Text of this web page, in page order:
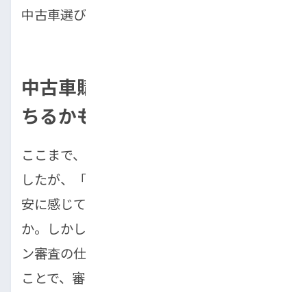
中古車選びのコツです。
中古車購入で「ローン審査に落
ちるかも」と不安な方へ
ここまで、車の選び方について解説してきま
したが、「ローン審査に通るかどうか」を不
安に感じている方も多いのではないでしょう
か。しかし、諦める必要はありません。ロー
ン審査の仕組みを理解し、適切な対策を取る
ことで、審査通過の可能性は大きく高まりま